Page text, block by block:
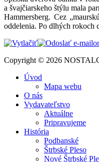
a švajčiarskeho štýlu mala
Hammersberg. Cez
oddelenia. Po dlhých rokoch
Copyright © 2026
Úvod
Mapa webu
O nás
Vydavateľstvo
Aktuálne
Pripravujeme
História
Podbanské
Štrbské Pleso
Nové Štrbské